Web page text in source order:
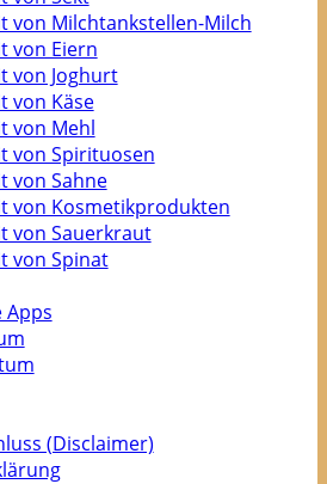
von Milchtankstellen-Milch
von Eiern
von Joghurt
von Käse
von Mehl
von Spirituosen
von Sahne
von Kosmetikprodukten
von Sauerkraut
von Spinat
Apps
(Disclaimer)